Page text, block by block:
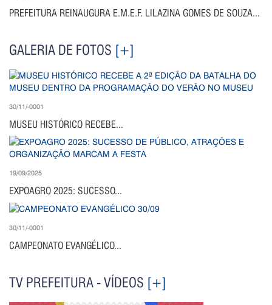
PREFEITURA REINAUGURA E.M.E.F. LILAZINA GOMES DE SOUZA...
GALERIA DE FOTOS [+]
30/11/-0001
MUSEU HISTÓRICO RECEBE...
19/09/2025
EXPOAGRO 2025: SUCESSO...
30/11/-0001
CAMPEONATO EVANGÉLICO...
TV PREFEITURA - VÍDEOS [+]